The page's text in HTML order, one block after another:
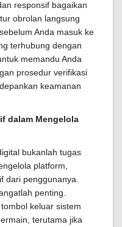
responsif bagaikan
obrolan langsung
Anda masuk ke
terhubung dengan
memandu Anda
prosedur verifikasi
keamanan
dalam Mengelola
bukanlah tugas
platform,
dari penggunanya.
penting.
keluar sistem
terutama jika